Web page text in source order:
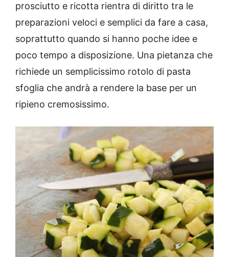
prosciutto e ricotta rientra di diritto tra le
preparazioni veloci e semplici da fare a casa,
soprattutto quando si hanno poche idee e
poco tempo a disposizione. Una pietanza che
richiede un semplicissimo rotolo di pasta
sfoglia che andrà a rendere la base per un
ripieno cremosissimo.